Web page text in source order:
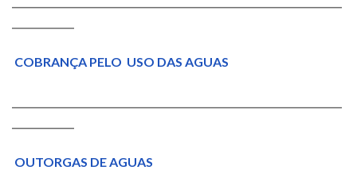
COBRANÇA PELO USO DAS AGUAS
OUTORGAS DE AGUAS